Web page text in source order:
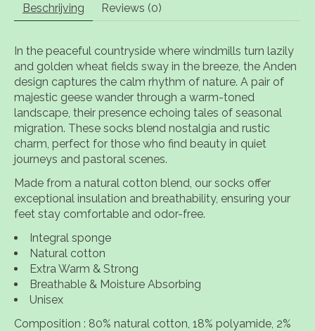
Beschrijving Reviews (0)
In the peaceful countryside where windmills turn lazily
and golden wheat fields sway in the breeze, the Anden
design captures the calm rhythm of nature. A pair of
majestic geese wander through a warm-toned
landscape, their presence echoing tales of seasonal
migration. These socks blend nostalgia and rustic
charm, perfect for those who find beauty in quiet
journeys and pastoral scenes.
Made from a natural cotton blend, our socks offer
exceptional insulation and breathability, ensuring your
feet stay comfortable and odor-free.
Integral sponge
Natural cotton
Extra Warm & Strong
Breathable & Moisture Absorbing
Unisex
Composition : 80% natural cotton, 18% polyamide, 2%